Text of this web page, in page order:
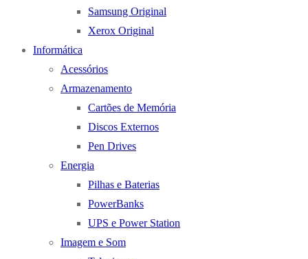
Samsung Original
Xerox Original
Informática
Acessórios
Armazenamento
Cartões de Memória
Discos Externos
Pen Drives
Energia
Pilhas e Baterias
PowerBanks
UPS e Power Station
Imagem e Som